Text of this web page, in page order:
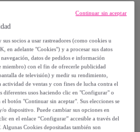
ver condiciones
socios a usar rastreadores (como cookies u
en adelante "Cookies") y a procesar sus datos
navegación, datos de pedidos e información
miembro) con el fin de ofrecerle publicidad
de televisión) y medir su rendimiento,
actividad de ventas y con fines de lucha contra el
diferentes usos haciendo clic en "Configurar" o
botón "Continuar sin aceptar". Sus elecciones se
o dispositivo. Puede cambiar sus opciones en
en el enlace “Configurar” accesible a través del
Cookies depositadas también son
Continuar sin aceptar